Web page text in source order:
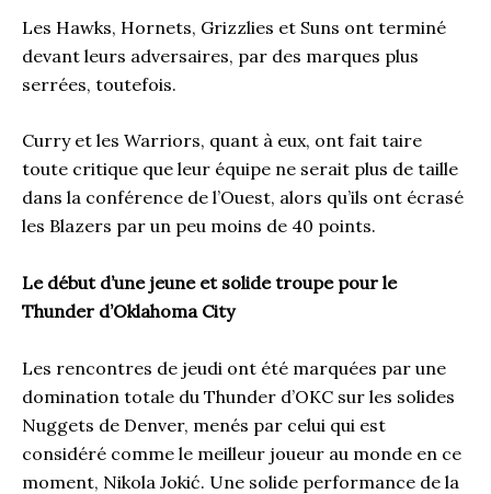
Les Hawks, Hornets, Grizzlies et Suns ont terminé
devant leurs adversaires, par des marques plus
serrées, toutefois.
Curry et les Warriors, quant à eux, ont fait taire
toute critique que leur équipe ne serait plus de taille
dans la conférence de l’Ouest, alors qu’ils ont écrasé
les Blazers par un peu moins de 40 points.
Le début d’une jeune et solide troupe pour le
Thunder d’Oklahoma City
Les rencontres de jeudi ont été marquées par une
domination totale du Thunder d’OKC sur les solides
Nuggets de Denver, menés par celui qui est
considéré comme le meilleur joueur au monde en ce
moment, Nikola Jokić. Une solide performance de la